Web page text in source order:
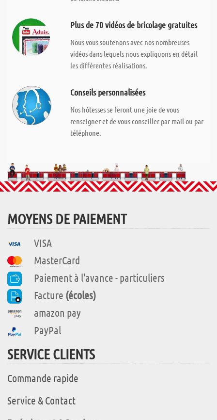
Plus de 70 vidéos de bricolage gratuites
Nous vous soutenons avec nos nombreuses
vidéos dans lequels nous expliquons en détail
les différentes réalisations.
Conseils personnalisées
Nos hôtesses se feront une joie de vous
renseigner et de vous conseiller par mail ou par
téléphone.
MOYENS DE PAIEMENT
VISA
MasterCard
Paiement à l'avance - particuliers
Facture (écoles)
amazon pay
PayPal
SERVICE CLIENTS
Commande rapide
Service & Contact